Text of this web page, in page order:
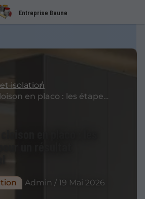
Entreprise Baune
isolation
Réaliser une cloison en placo : les étapes clés pour un résultat professionnel
Admin / 19 Mai 2026